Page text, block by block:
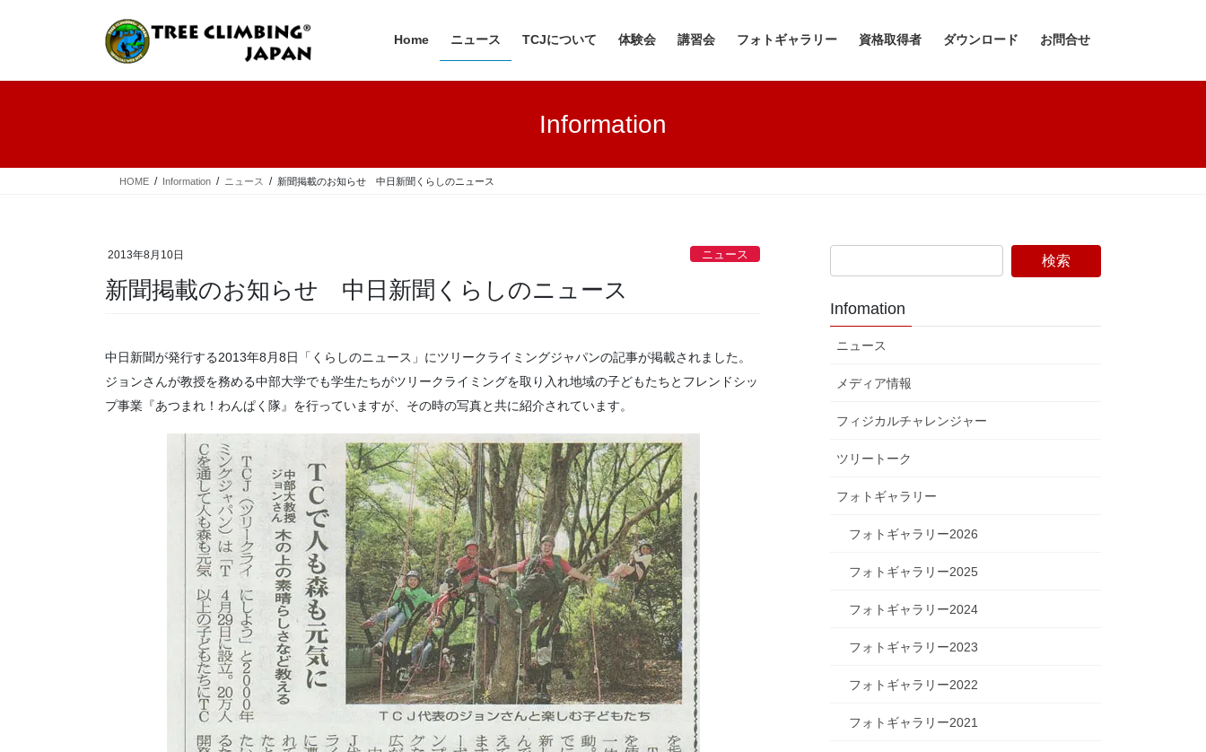
ツ
シ
Home ニュース TCJについて 体験会 講習会 フォトギャラリー 資格取得者 ダウンロード お問合せ
Information
HOME Information ニュース 新聞掲載のお知らせ 中日新聞くらしのニュース
2013年8月10日 ニュース
新聞掲載のお知らせ 中日新聞くらしのニュース
中日新聞が発行する2013年8月8日「くらしのニュース」にツリークライミングジャパンの記事が掲載されました。
ジョンさんが教授を務める中部大学でも学生たちがツリークライミングを取り入れ地域の子どもたちとフレンドシッ
プ事業『あつまれ！わんぱく隊』を行っていますが、その時の写真と共に紹介されています。
Infomation
ニュース
メディア情報
フィジカルチャレンジャー
ツリートーク
フォトギャラリー
フォトギャラリー2026
フォトギャラリー2025
フォトギャラリー2024
フォトギャラリー2023
フォトギャラリー2022
フォトギャラリー2021